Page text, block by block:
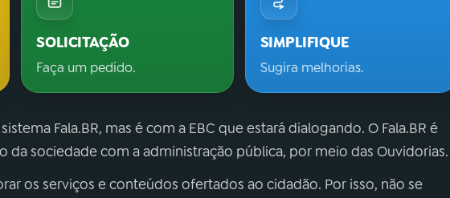
SOLICITAÇÃO
Faça um pedido.
SIMPLIFIQUE
Sugira melhorias.
Fala.BR, mas é com a EBC que estará dialogando. O Fala.BR é
da sociedade com a administração pública, por meio das Ouvidorias.
os serviços e conteúdos ofertados ao cidadão. Por isso, não se